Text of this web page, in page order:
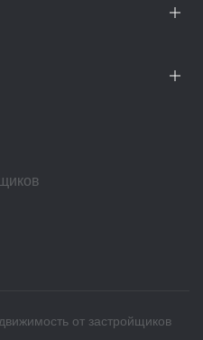
от застройщиков